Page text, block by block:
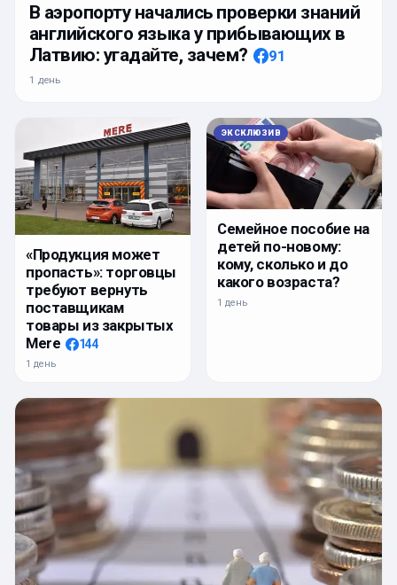
В аэропорту начались проверки знаний
английского языка у прибывающих в
Латвию: угадайте, зачем?
91
1 день
«Продукция может
пропасть»: торговцы
требуют вернуть
поставщикам
товары из закрытых
Mere
144
1 день
ЭКСКЛЮЗИВ
Семейное пособие на
детей по-новому:
кому, сколько и до
какого возраста?
1 день